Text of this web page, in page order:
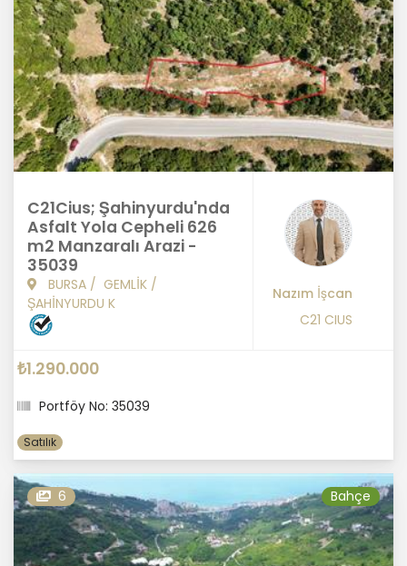
C21Cius; Şahinyurdu'nda
Asfalt Yola Cepheli 626
m2 Manzaralı Arazi -
35039
BURSA / GEMLİK /
ŞAHİNYURDU K
Nazım İşcan
C21 CIUS
₺1.290.000
Portföy No: 35039
Satılık
6 Bahçe